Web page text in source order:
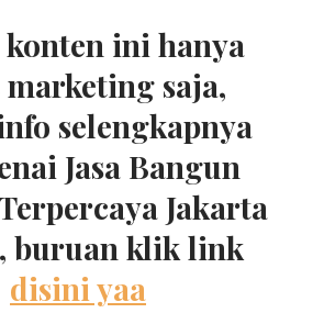
konten ini hanya
saja,
selengkapnya
Jasa Bangun
Jakarta
buruan klik link
disini yaa